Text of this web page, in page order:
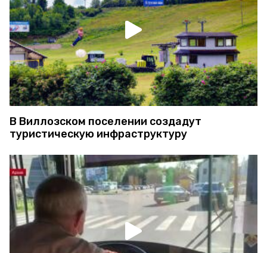
В Виллозском поселении создадут
туристическую инфраструктуру